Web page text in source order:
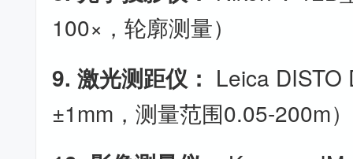
100×，轮廓测量）
9. 激光测距仪： Leica DISTO
±1mm，测量范围0.05-200m）